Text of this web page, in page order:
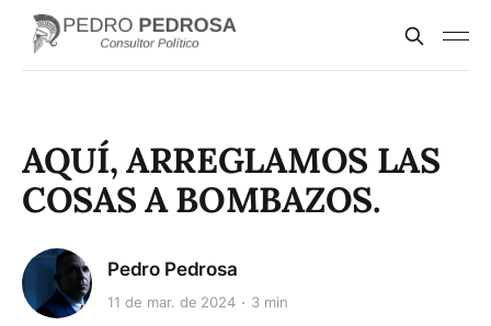
AQUÍ, ARREGLAMOS LAS
COSAS A BOMBAZOS.
Pedro Pedrosa
11 de mar. de 2024 3 min